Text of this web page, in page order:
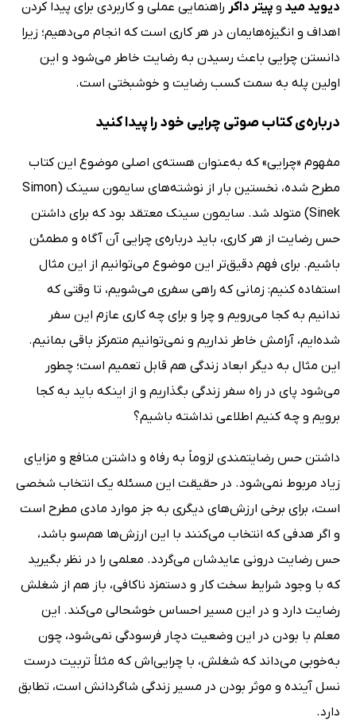
دیوید مید و پیتر داکر راهنمایی عملی و کاربردی برای پیدا کردن
اهداف و انگیزه‌هایمان در هر کاری است که انجام می‌دهیم؛ زیرا
دانستن چرایی باعث رسیدن به رضایت خاطر می‌شود و این
اولین پله به سمت کسب رضایت و خوشبختی است.
درباره‌ی کتاب صوتی چرایی خود را پیدا کنید
مفهوم «چرایی» که به‌عنوان هسته‌ی اصلی موضوع این کتاب
مطرح شده، نخستین بار از نوشته‌های سایمون سینک (Simon
Sinek) متولد شد. سایمون سینک معتقد بود که برای داشتن
حس رضایت از هر کاری، باید درباره‌ی چرایی آن آگاه و مطمئن
باشیم. برای فهم دقیق‌تر این موضوع می‌توانیم از این مثال
استفاده کنیم: زمانی که راهی سفری می‌شویم، تا وقتی که
ندانیم به کجا می‌رویم و چرا و برای چه کاری عازم این سفر
شده‌ایم، آرامش خاطر نداریم و نمی‌توانیم متمرکز باقی بمانیم.
این مثال به دیگر ابعاد زندگی هم قابل تعمیم است؛ چطور
می‌شود پای در راه سفر زندگی بگذاریم و از اینکه باید به کجا
برویم و چه کنیم اطلاعی نداشته باشیم؟
داشتن حس رضایتمندی لزوماً به رفاه و داشتن منافع و مزایای
زیاد مربوط نمی‌شود. در حقیقت این مسئله یک انتخاب شخصی
است، برای برخی ارزش‌های دیگری به جز موارد مادی مطرح است
و اگر هدفی که انتخاب می‌کنند با این ارزش‌ها هم‌سو باشد،
حس رضایت درونی عایدشان می‌گردد. معلمی را در نظر بگیرید
که با وجود شرایط سخت کار و دستمزد ناکافی، باز هم از شغلش
رضایت دارد و در این مسیر احساس خوشحالی می‌کند. این
معلم با بودن در این وضعیت دچار فرسودگی نمی‌شود، چون
به‌خوبی می‌داند که شغلش، با چرایی‌اش که مثلاً تربیت درست
نسل آینده و موثر بودن در مسیر زندگی شاگردانش است، تطابق
دارد.